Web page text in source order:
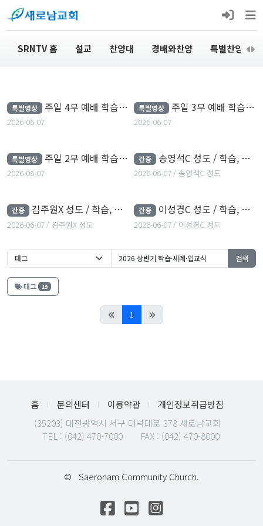
SRNTV 홈 설교 찬양대 경배와찬양 특별찬양
2026-06-07
주일 4부 예배 학습, 세례,
입교식
특별영상 주일 4부 예배 학습, 세례, 입교식
2026-06-07
2026-06-07
주일 3부 예배 학습, 세례,
입교식
특별영상 주일 3부 예배 학습, 세례, 입교식
2026-06-07
2026-06-07
주일 2부 예배 학습, 세례,
입교식
특별영상 주일 2부 예배 학습, 세례, 입교식
2026-06-07
2026-06-07 송영석C 성도
송영석C 성도 / 학습, 세례,
입교식 간증
간증 송영석C 성도 / 학습, 세례, 입교식 간증
2026-06-07 송영석C 성도
2026-06-07 김주원X 성도
김주원X 성도 / 학습, 세례,
입교식 간증
간증 김주원X 성도 / 학습, 세례, 입교식 간증
2026-06-07 김주원X 성도
2026-06-07 이성경C 성도
이성경C 성도 / 학습, 세례,
입교식 간증
간증 이성경C 성도 / 학습, 세례, 입교식 간증
2026-06-07 이성경C 성도
검색
태그 19
1 (current)
홈 문의센터 이용약관
개인정보취급방침
(35203) 대전광역시 서구 대덕대로 378 새로남교회
TEL : (042) 470-7000 FAX : (042) 470-8000
© Saeronam Community Church.